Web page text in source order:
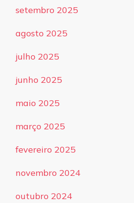
setembro 2025
agosto 2025
julho 2025
junho 2025
maio 2025
março 2025
fevereiro 2025
novembro 2024
outubro 2024